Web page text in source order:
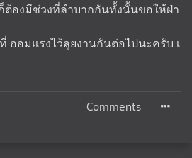
ต้องมีช่วงที่ลำบากกันทั้งนั้นขอให้ฝ่า
ออมแรงไว้ลุยงานกันต่อไปนะครับ เ
Comments